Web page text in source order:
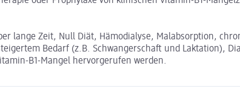
lange Zeit, Null Diät, Hämodialyse, Malabsorption,
Bedarf (z.B. Schwangerschaft und Laktation),
B1-Mangel hervorgerufen werden.